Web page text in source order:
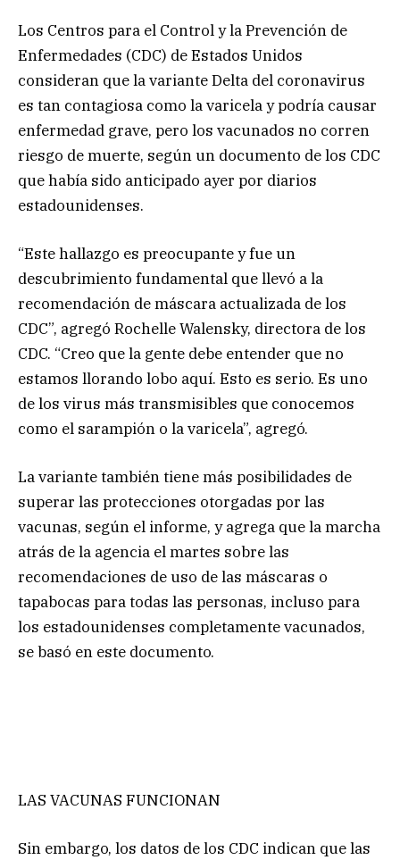
Los Centros para el Control y la Prevención de
Enfermedades (CDC) de Estados Unidos
consideran que la variante Delta del coronavirus
es tan contagiosa como la varicela y podría causar
enfermedad grave, pero los vacunados no corren
riesgo de muerte, según un documento de los CDC
que había sido anticipado ayer por diarios
estadounidenses.
“Este hallazgo es preocupante y fue un
descubrimiento fundamental que llevó a la
recomendación de máscara actualizada de los
CDC”, agregó Rochelle Walensky, directora de los
CDC. “Creo que la gente debe entender que no
estamos llorando lobo aquí. Esto es serio. Es uno
de los virus más transmisibles que conocemos
como el sarampión o la varicela”, agregó.
La variante también tiene más posibilidades de
superar las protecciones otorgadas por las
vacunas, según el informe, y agrega que la marcha
atrás de la agencia el martes sobre las
recomendaciones de uso de las máscaras o
tapabocas para todas las personas, incluso para
los estadounidenses completamente vacunados,
se basó en este documento.
LAS VACUNAS FUNCIONAN
Sin embargo, los datos de los CDC indican que las